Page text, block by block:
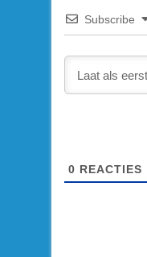
Subscribe
0 REACTIES